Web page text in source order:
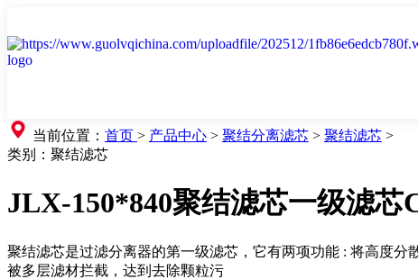
当前位置： 首页 > 产品中心 > 聚结分离滤芯 > 聚结滤芯 >
类别： 聚结滤芯
JLX-150*840聚结滤芯一级滤芯
聚结滤芯是过滤分离器的第一级滤芯，它有两项功能 : 将高度
被多层滤材拦截，达到去除颗粒污